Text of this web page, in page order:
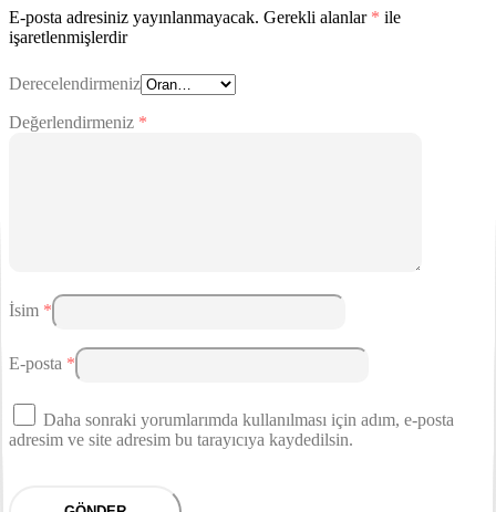
E-posta adresiniz yayınlanmayacak. Gerekli alanlar * ile
işaretlenmişlerdir
Derecelendirmeniz
Değerlendirmeniz *
İsim *
E-posta *
Daha sonraki yorumlarımda kullanılması için adım, e-posta
adresim ve site adresim bu tarayıcıya kaydedilsin.